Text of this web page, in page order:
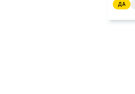
ДА